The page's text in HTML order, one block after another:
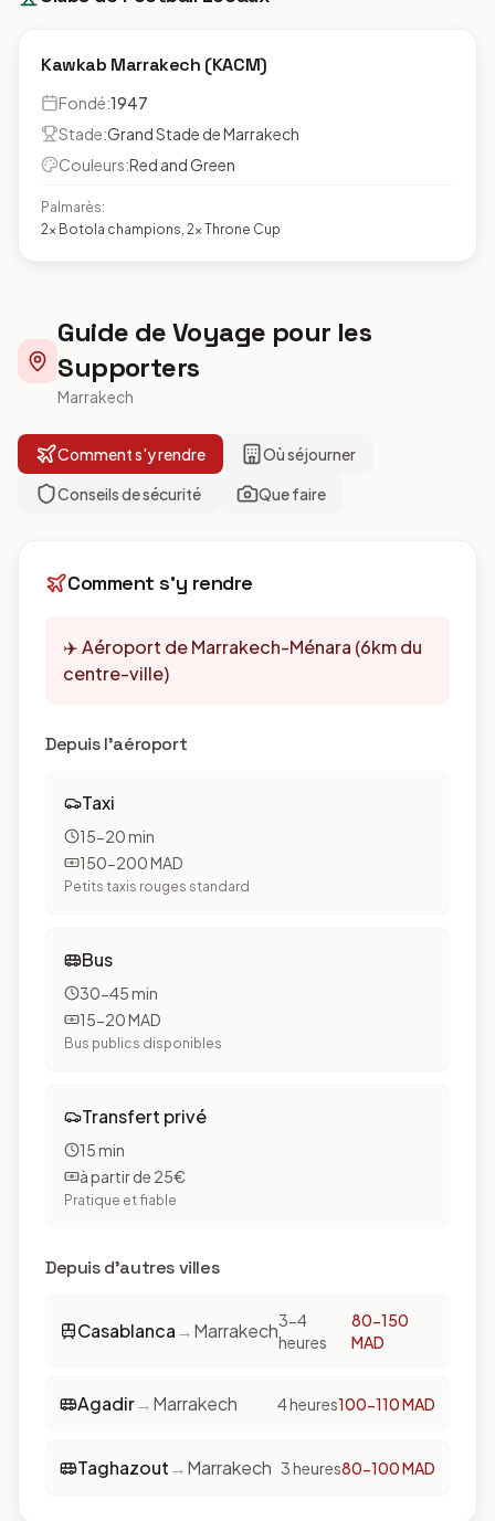
Kawkab Marrakech (KACM)
Fondé:1947
Stade:Grand Stade de Marrakech
Couleurs:Red and Green
Palmarès:
2x Botola champions, 2x Throne Cup
Guide de Voyage pour les
Supporters
Marrakech
Comment s'y rendre
Où séjourner
Conseils de sécurité
Que faire
Comment s'y rendre
✈️Aéroport de Marrakech-Ménara (6km du
centre-ville)
Depuis l'aéroport
Taxi
15-20 min
150-200 MAD
Petits taxis rouges standard
Bus
30-45 min
15-20 MAD
Bus publics disponibles
Transfert privé
15 min
à partir de 25€
Pratique et fiable
Depuis d'autres villes
Casablanca→Marrakech3-4
heures
80-150
MAD
Agadir→Marrakech 4 heures100-110 MAD
Taghazout→Marrakech 3 heures80-100 MAD